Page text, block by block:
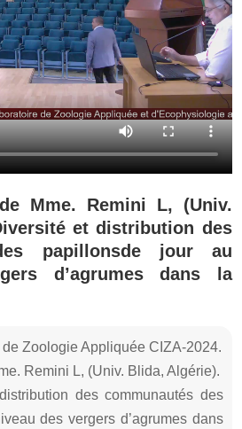
Mme. Remini L, (Univ.
et distribution des
papillonsde jour au
d’agrumes dans la
Zoologie Appliquée CIZA-2024.
Remini L, (Univ. Blida, Algérie).
des communautés des
des vergers d’agrumes dans